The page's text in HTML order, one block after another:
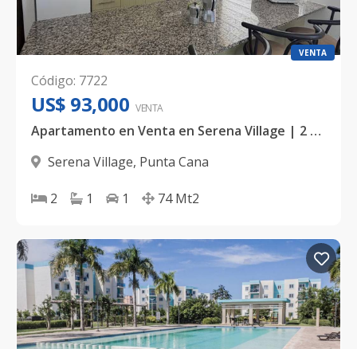
VENTA
Código: 7722
US$ 93,000 VENTA
Apartamento en Venta en Serena Village | 2 Hab | Residencial con Amenidades | 74mt2
Serena Village, Punta Cana
2 1 1 74 Mt2